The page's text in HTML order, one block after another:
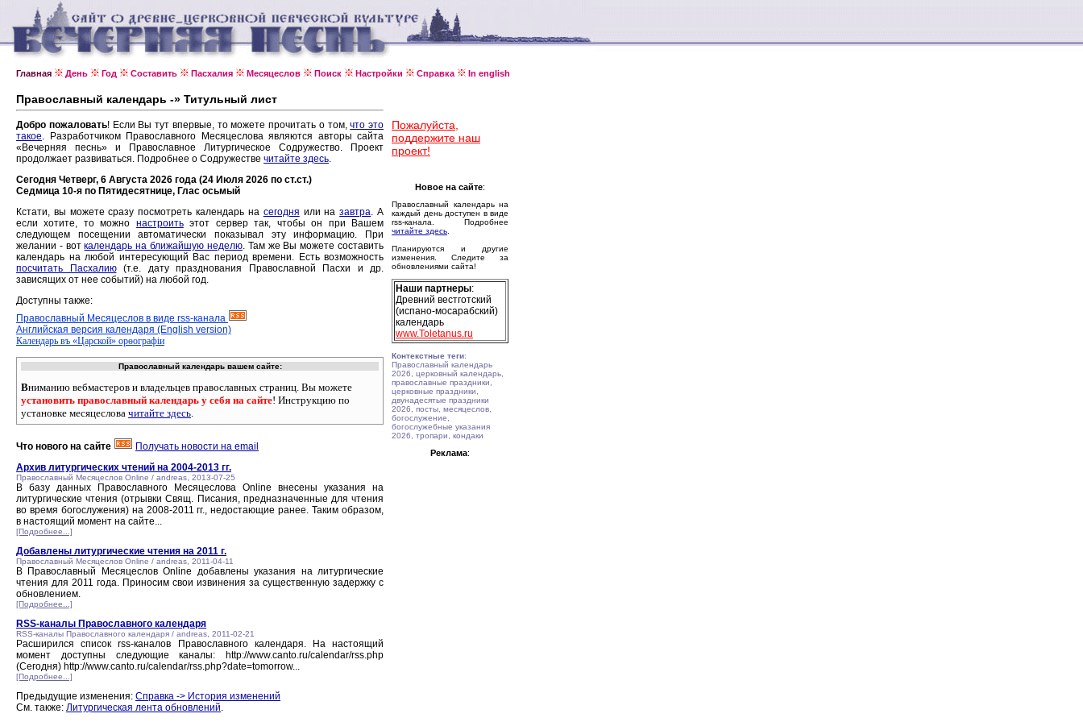
Главная День Год Составить Пасхалия Месяцеслов Поиск Настройки Справка In english
Православный календарь -» Титульный лист
Добро пожаловать! Если Вы тут впервые, то можете прочитать о том,что это
такое. Разработчиком Православного Месяцеслова являются авторы сайта
«Вечерняя песнь» и Православное Литургическое Содружество. Проект
продолжает развиваться. Подробнее о Содружестве читайте здесь.
Сегодня Четверг, 6 Августа 2026 года (24 Июля 2026 по ст.ст.)
Седмица 10-я по Пятидесятнице, Глас осьмый
Кстати, вы можете сразу посмотреть календарь на сегодня или назавтра. А
если хотите, то можно настроитьэтот сервер так, чтобы он при Вашем
следующем посещении автоматически показывал эту информацию. При
желании - воткалендарь на ближайшую неделю. Там же Вы можете составить
календарь на любой интересующий Вас период времени. Есть возможность
посчитать Пасхалию(т.е. дату празднования Православной Пасхи и др.
зависящих от нее событий) на любой год.
Доступны также:
Православный Месяцеслов в виде rss-канала
Английская версия календаря (English version)
Календарь въ «Царской» орѳографiи
Православный календарь вашем сайте:
Вниманию вебмастеров и владельцев православных страниц. Вы можете
установить православный календарь у себя на сайте! Инструкцию по
установке месяцеслова читайте здесь.
Что нового на сайте
Получать новости на email
Архив литургических чтений на 2004-2013 гг.
Православный Месяцеслов Online / andreas, 2013-07-25
В базу данных Православного Месяцеслова Online внесены указания на
литургические чтения (отрывки Свящ. Писания, предназначенные для чтения
во время богослужения) на 2008-2011 гг., недостающие ранее. Таким образом,
в настоящий момент на сайте...
[Подробнее...]
Добавлены литургические чтения на 2011 г.
Православный Месяцеслов Online / andreas, 2011-04-11
В Православный Месяцеслов Online добавлены указания на литургические
чтения для 2011 года. Приносим свои извинения за существенную задержку с
обновлением.
[Подробнее...]
RSS-каналы Православного календаря
RSS-каналы Православного календаря / andreas, 2011-02-21
Расширился список rss-каналов Православного календаря. На настоящий
момент доступны следующие каналы: http://www.canto.ru/calendar/rss.php
(Сегодня) http://www.canto.ru/calendar/rss.php?date=tomorrow...
[Подробнее...]
Предыдущие изменения: Справка -> История изменений
См. также: Литургическая лента обновлений.
Пожалуйста,
поддержите наш
проект!
Новое на сайте:
Православный календарь на
каждый день доступен в виде
rss-канала. Подробнее
читайте здесь
Планируются и другие
изменения. Следите за
обновлениями сайта!
Наши партнеры:
Древний вестготский
(испано-мосарабский)
календарь
www.Toletanus.ru
Контекстные теги:
Православный календарь
2026, церковный календарь,
православные праздники,
церковные праздники,
двунадесятые праздники
2026, посты, месяцеслов,
богослужение,
богослужебные указания
2026, тропари, кондаки
Реклама: